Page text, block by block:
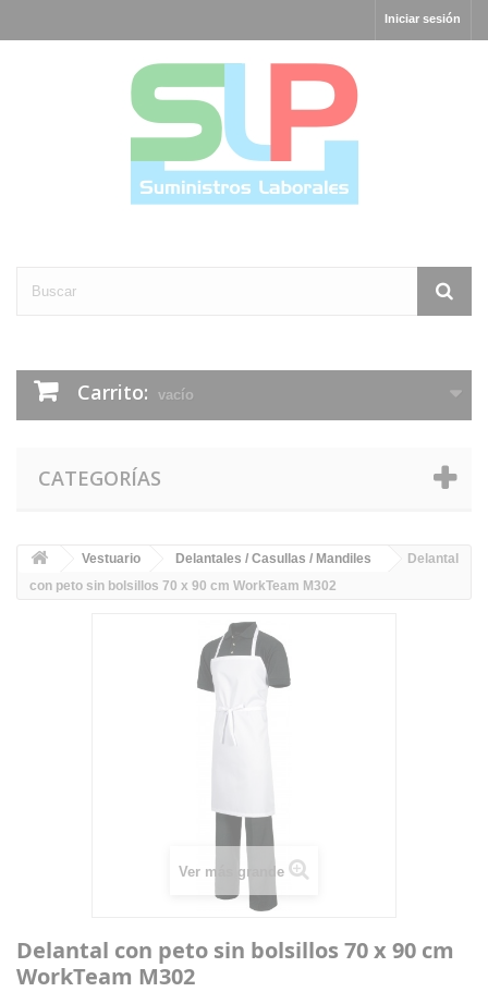
Iniciar sesión
Carrito: vacío
CATEGORÍAS
Vestuario Delantales / Casullas / Mandiles
Delantal
con peto sin bolsillos 70 x 90 cm WorkTeam M302
Ver más grande
Delantal con peto sin bolsillos 70 x 90 cm
WorkTeam M302